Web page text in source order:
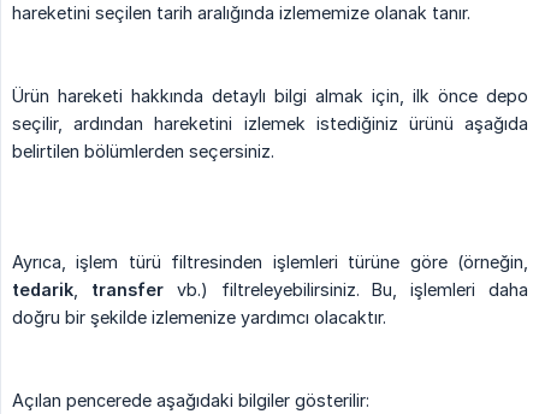
hareketini seçilen tarih aralığında izlememize olanak tanır.
Ürün hareketi hakkında detaylı bilgi almak için, ilk önce depo
seçilir, ardından hareketini izlemek istediğiniz ürünü aşağıda
belirtilen bölümlerden seçersiniz.
Ayrıca, işlem türü filtresinden işlemleri türüne göre (örneğin,
tedarik
transfervb.) filtreleyebilirsiniz. Bu, işlemleri daha
doğru bir şekilde izlemenize yardımcı olacaktır.
Açılan pencerede aşağıdaki bilgiler gösterilir: